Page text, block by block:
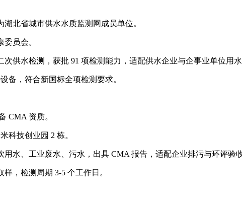
湖北省城市供水水质监测网成员单位。
员会。
供水检测，获批 91 项检测能力，适配供水企业与企事业单位用水
备，符合新国标全项检测要求。
CMA 资质。
科技创业园 2 栋。
水、工业废水、污水，出具 CMA 报告，适配企业排污与环评验收
，检测周期 3-5 个工作日。